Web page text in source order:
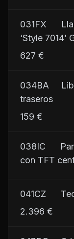
031FX
‘Style 7014’
627 €
034BA
traseros
159 €
038IC
con TFT
041CZ
2.396 €